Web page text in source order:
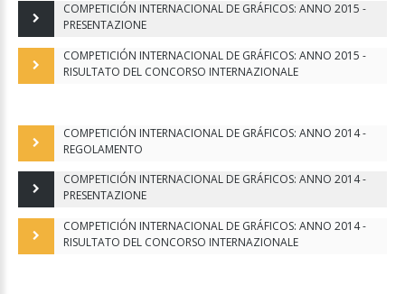
COMPETICIÓN INTERNACIONAL DE GRÁFICOS: ANNO 2015 -
PRESENTAZIONE
COMPETICIÓN INTERNACIONAL DE GRÁFICOS: ANNO 2015 -
RISULTATO DEL CONCORSO INTERNAZIONALE
COMPETICIÓN INTERNACIONAL DE GRÁFICOS: ANNO 2014 -
REGOLAMENTO
COMPETICIÓN INTERNACIONAL DE GRÁFICOS: ANNO 2014 -
PRESENTAZIONE
COMPETICIÓN INTERNACIONAL DE GRÁFICOS: ANNO 2014 -
RISULTATO DEL CONCORSO INTERNAZIONALE